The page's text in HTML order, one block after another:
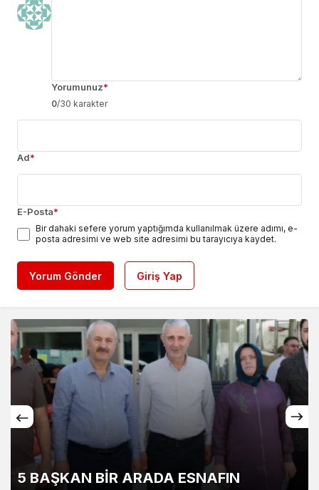
Yorumunuz*
0/30 karakter
Ad*
E-Posta*
Bir dahaki sefere yorum yaptığımda kullanılmak üzere adımı, e-
posta adresimi ve web site adresimi bu tarayıcıya kaydet.
Yorum Gönder Giriş Yap
5 BAŞKAN BİR ARADA ESNAFIN